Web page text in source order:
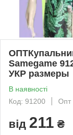
Samegame
УКР размеры
В наявності
Код: 91200
Опт
від 211 ₴